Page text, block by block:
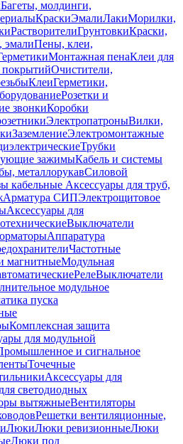
Багеты, молдинги,
КраскиЭмалиЛакиМорилки,
РастворителиГрунтовкиКраски,
эмалиПены, клеи,
Монтажная пенаКлеи для
Очистители,
КлеиГерметики,
Розетки и
звонкиКоробки
ЭлектропатроныВилки,
ЗаземлениеЭлектромонтажные
Трубки
зажимыКабель и системы
металлорукавСиловой
кабельные Аксессуары для труб,
Арматура СИПЭлектрощитовое
Аксессуары для
Выключатели
Аппаратура
Частотные
магнитныеМодульная
РелеВыключатели
модульное
пуска
Комплексная защита
для модульной
и сигнальное
Точечные
Аксессуары для
светодиодных
вытяжныеВентиляторы
Решетки вентиляционные,
ЛюкиЛюки ревизионныеЛюки
Люки под